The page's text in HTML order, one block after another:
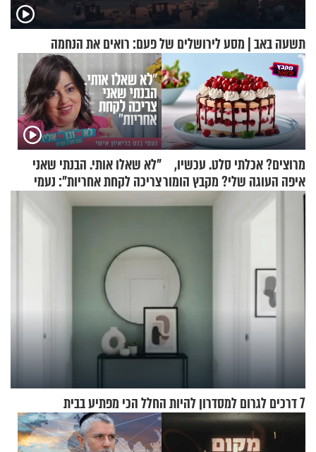
תשעה באב | מסע לירושלים של פעם: רואים את הנחמה
מרוצים? אכלתי סלט. עכשיו,
איפה העוגה שלי? מקבץ הומור
כייפי מספר 1
"לא שאלו אותי. הבנתי שאני
צריכה לקחת אחריות": נעמי
בנט בריאיון אישי
7 דרכים לגרום למסדרון להיות החלל הכי מפתיע בבית